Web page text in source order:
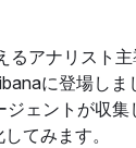
るアナリスト
に登場しま
ェントが収集
てみます。